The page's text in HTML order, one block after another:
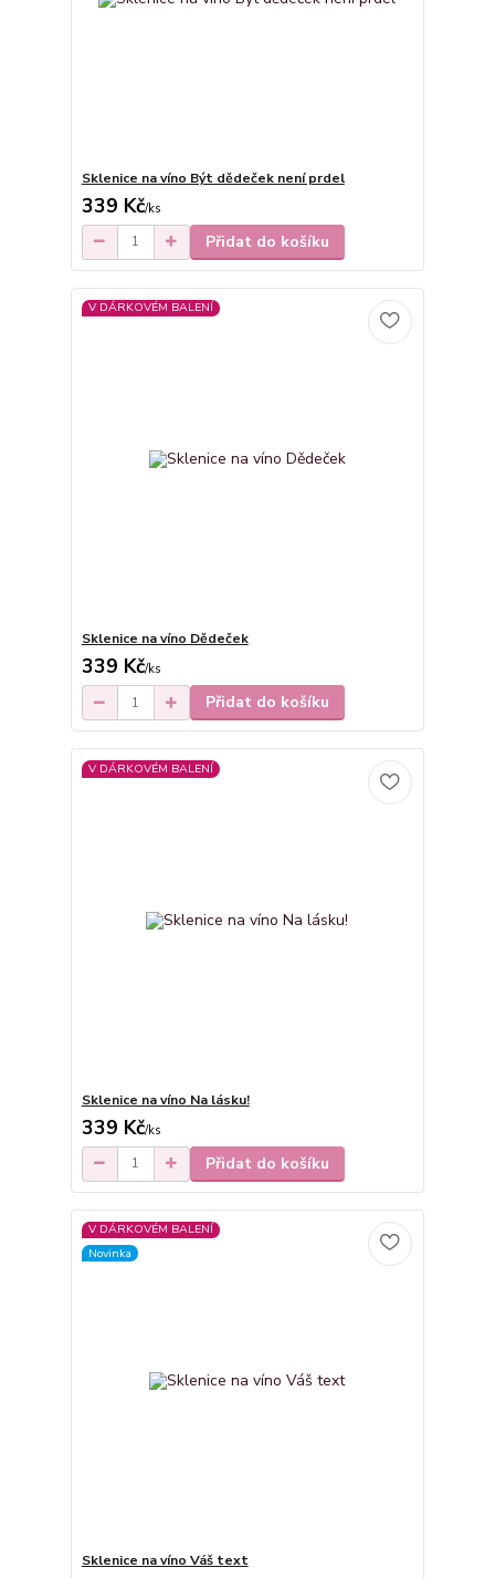
Sklenice na víno Být dědeček není prdel
339 Kč/ks
Přidat do košíku
V DÁRKOVÉM BALENÍ
Sklenice na víno Dědeček
339 Kč/ks
Přidat do košíku
V DÁRKOVÉM BALENÍ
Sklenice na víno Na lásku!
339 Kč/ks
Přidat do košíku
V DÁRKOVÉM BALENÍ
Novinka
Sklenice na víno Váš text